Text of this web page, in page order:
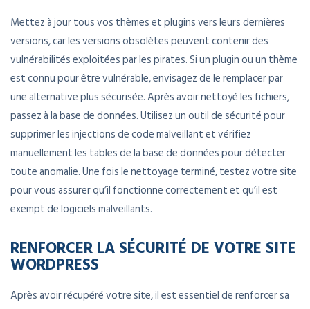
Mettez à jour tous vos thèmes et plugins vers leurs dernières
versions, car les versions obsolètes peuvent contenir des
vulnérabilités exploitées par les pirates. Si un plugin ou un thème
est connu pour être vulnérable, envisagez de le remplacer par
une alternative plus sécurisée. Après avoir nettoyé les fichiers,
passez à la base de données. Utilisez un outil de sécurité pour
supprimer les injections de code malveillant et vérifiez
manuellement les tables de la base de données pour détecter
toute anomalie. Une fois le nettoyage terminé, testez votre site
pour vous assurer qu’il fonctionne correctement et qu’il est
exempt de logiciels malveillants.
RENFORCER LA SÉCURITÉ DE VOTRE SITE
WORDPRESS
Après avoir récupéré votre site, il est essentiel de renforcer sa